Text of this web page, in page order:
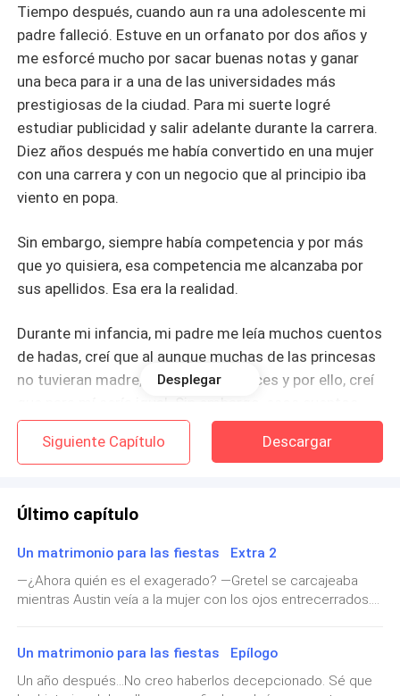
Tiempo después, cuando aun ra una adolescente mi
padre falleció. Estuve en un orfanato por dos años y
me esforcé mucho por sacar buenas notas y ganar
una beca para ir a una de las universidades más
prestigiosas de la ciudad. Para mi suerte logré
estudiar publicidad y salir adelante durante la carrera.
Diez años después me había convertido en una mujer
con una carrera y con un negocio que al principio iba
viento en popa.
Sin embargo, siempre había competencia y por más
que yo quisiera, esa competencia me alcanzaba por
sus apellidos. Esa era la realidad.
Durante mi infancia, mi padre me leía muchos cuentos
de hadas, creí que al aunque muchas de las princesas
no tuvieran madre, lograban ser felices y por ello, creí
que para mí sería igual. Sin embargo, esos cuentos
solo me hicieron darme cuenta que las princesas
también llevaban la vida difícil. En estos momentos
príncipe la rescate.
Claro, ella despierta por el poder del amor pero
regresa a una realidad que los cuentos ocultan, la
realidad de ser adulto, la realidad de pronto ser la
la que ella no estaba preparada.
Desplegar
Siguiente Capítulo Descargar
Último capítulo
Un matrimonio para las fiestas Extra 2
―¿Ahora quién es el exagerado? ―Gretel se carcajeaba
mientras Austin veía a la mujer con los ojos entrecerrados.
callarte.―Bueno, tu dijiste que querías esperar a tener hijos
y mírate ahora. Todo nervioso por la prueba. Pero amigo
Un matrimonio para las fiestas Epílogo
Un año después…No creo haberlos decepcionado. Sé que